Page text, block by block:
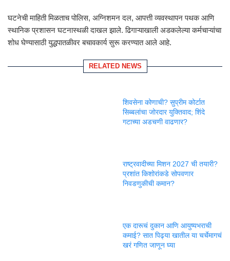
घटनेची माहिती मिळताच पोलिस, अग्निशमन दल, आपत्ती व्यवस्थापन पथक आणि
स्थानिक प्रशासन घटनास्थळी दाखल झाले. ढिगाऱ्याखाली अडकलेल्या कर्मचाऱ्यांचा
शोध घेण्यासाठी युद्धपातळीवर बचावकार्य सुरू करण्यात आले आहे.
RELATED NEWS
शिवसेना कोणाची? सुप्रीम कोर्टात
सिब्बलांचा जोरदार युक्तिवाद; शिंदे
गटाच्या अडचणी वाढणार?
राष्ट्रवादीच्या मिशन 2027 ची तयारी?
प्रशांत किशोरांकडे सोपवणार
निवडणुकीची कमान?
एक दारूचं दुकान आणि आयुष्यभराची
कमाई? सात पिढ्या खातील या चर्चेमागचं
खरं गणित जाणून घ्या